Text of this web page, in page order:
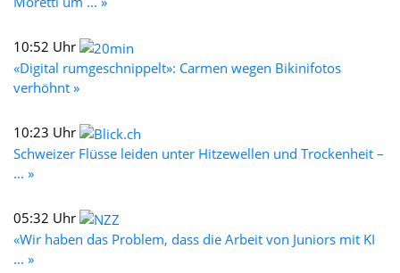
10:52 Uhr
«Digital rumgeschnippelt»: Carmen wegen Bikinifotos
verhöhnt »
10:23 Uhr
Schweizer Flüsse leiden unter Hitzewellen und Trockenheit –
... »
05:32 Uhr
«Wir haben das Problem, dass die Arbeit von Juniors mit KI
... »